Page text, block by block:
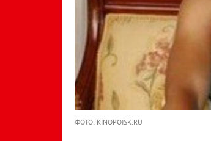
ФОТО: KINOPOISK.RU